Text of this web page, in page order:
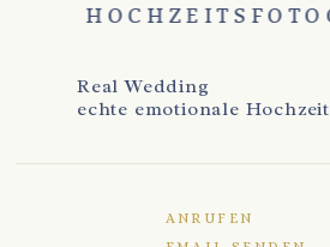
Real Wedding
echte emotionale
ANRUFEN